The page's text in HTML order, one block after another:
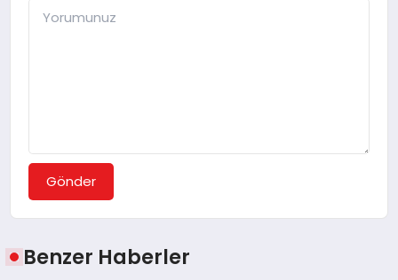
Gönder
Benzer Haberler